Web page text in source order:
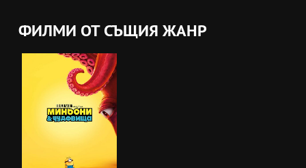
ФИЛМИ ОТ СЪЩИЯ ЖАНР